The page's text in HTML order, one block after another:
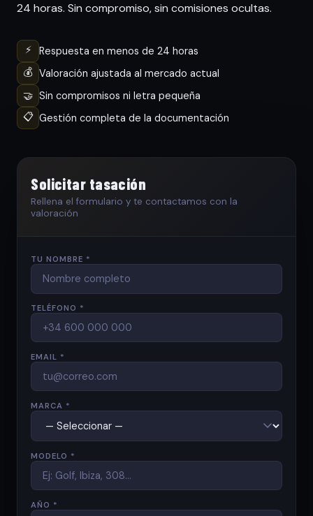
24 horas. Sin compromiso, sin comisiones ocultas.
⚡
Respuesta en menos de 24 horas
💰 Valoración ajustada al mercado actual
🤝 Sin compromisos ni letra pequeña
📋 Gestión completa de la documentación
Solicitar tasación
Rellena el formulario y te contactamos con la
valoración
TU NOMBRE *
TELÉFONO *
EMAIL *
MARCA *
MODELO *
AÑO *